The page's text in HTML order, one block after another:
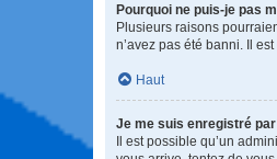
Pourquoi ne puis-je pas
Plusieurs raisons
n’avez pas été banni. Il
Haut
Je me suis enregistré
Il est possible qu’un